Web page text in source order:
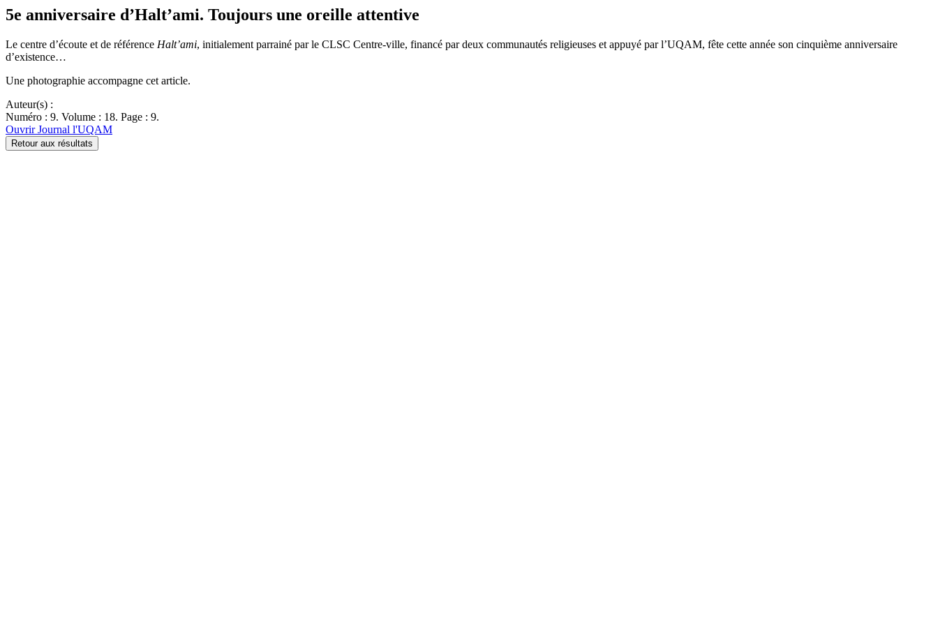
5e anniversaire d’Halt’ami. Toujours une oreille attentive
Le centre d’écoute et de référence Halt’ami, initialement parrainé par le CLSC Centre-ville, financé par deux communautés religieuses et appuyé par l’UQAM, fête cette année son cinquième anniversaire
d’existence…
Une photographie accompagne cet article.
Auteur(s) :
Numéro : 9. Volume : 18. Page : 9.
Ouvrir Journal l'UQAM
Retour aux résultats